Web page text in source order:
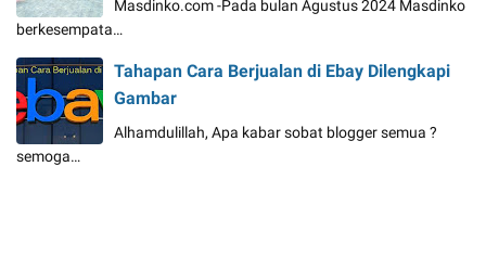
Masdinko.com -Pada bulan Agustus 2024 Masdinko
berkesempata…
Tahapan Cara Berjualan di Ebay Dilengkapi
Gambar
Alhamdulillah, Apa kabar sobat blogger semua ?
semoga…